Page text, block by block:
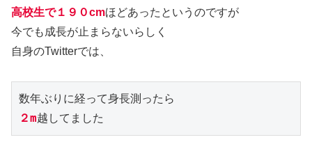
高校生で１９０cmほどあったというのですが
今でも成長が止まらないらしく
自身のTwitterでは、
２m越してました